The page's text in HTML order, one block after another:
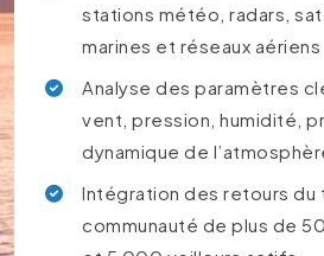
stations météo, radars,
marines et réseaux aériens
Analyse des paramètres
vent, pression, humidité,
dynamique de
Intégration des retours du
communauté de plus de